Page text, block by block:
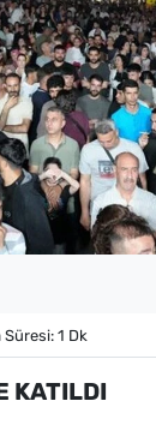
1 Dk
KATILDI